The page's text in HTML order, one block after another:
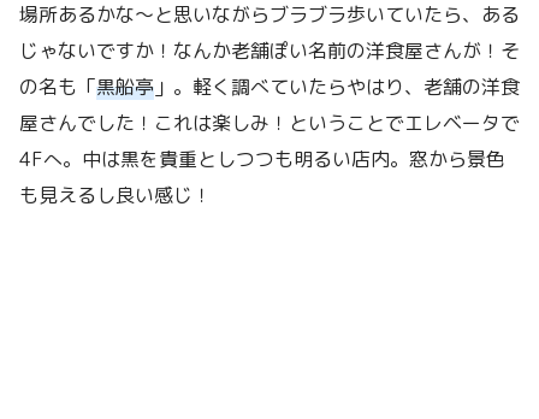
場所あるかな〜と思いながらブラブラ歩いていたら、ある
じゃないですか！なんか老舗ぽい名前の洋食屋さんが！そ
の名も「黒船亭 」。軽く調べていたらやはり、老舗の洋食
屋さんでした！これは楽しみ！ということでエレベータで
4Fへ。中は黒を貴重としつつも明るい店内。窓から景色
も見えるし良い感じ！